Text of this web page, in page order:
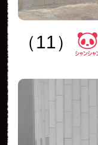
（11）